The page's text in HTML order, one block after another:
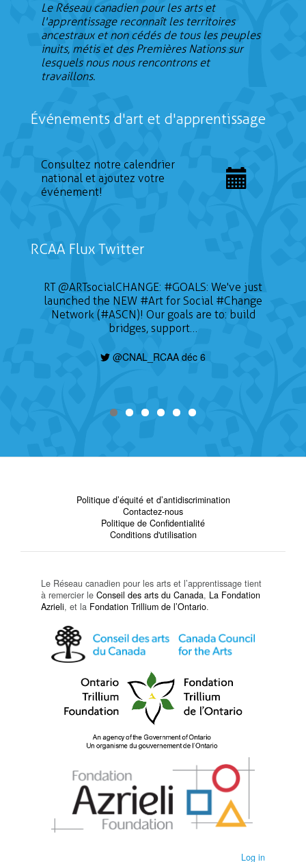
Le Réseau canadien pour les arts et
l'apprentissage reconnaît les territoires
ancestraux et non cédés de tous les peuples
inuits, métis et des Premières Nations sur
lesquels nous nous rencontrons et
travaillons.
Événements d'art et d'apprentissage
Consultez notre calendrier
national et ajoutez votre
événement!
RCAA Flux Twitter
RT@ARTsocialCHANGE: #GOALS: We've just
launched the NEW #Art for Social #Change
Network (#ASCN)! Our goals are to: build
bridges, support…
@CNAL_RCAA déc 6
Politique d’équité et d’antidiscrimination
Contactez-nous
Politique de Confidentialité
Conditions d'utilisation
Le Réseau canadien pour les arts et l’apprentissage tient
à remercier le Conseil des arts du Canada, La Fondation
Azrieli, et la Fondation Trillium de l’Ontario.
Log in